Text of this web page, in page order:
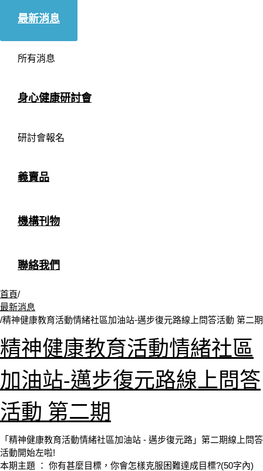
最新消息
所有消息
身心健康研討會
研討會報名
義賣品
機構刊物
聯絡我們
首頁/
最新消息
/精神健康教育活動情緒社區加油站-邁步復元路線上問答活動 第二期
精神健康教育活動情緒社區
加油站-邁步復元路線上問答
活動 第二期
「精神健康教育活動情緒社區加油站 - 邁步復元路」第二期線上問答
活動開始左啦!
本期主題 ： 你有甚麼目標，你會怎樣克服困難達成目標?(50字內)